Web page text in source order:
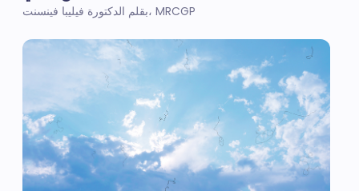
بقلم الدكتورة فيليبا فينسنت، MRCGP